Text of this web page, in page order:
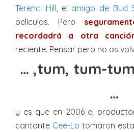
Terenci Hill , el amigo de Bud
películas. Pero
recordadrá a otra
reciente. Pensar pero no os
… ,tum, tum-
…
y es que en 2006 el
cantante Cee-Lo tomaron